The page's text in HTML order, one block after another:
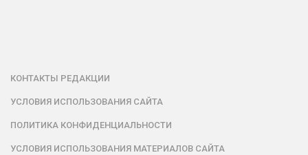
КОНТАКТЫ РЕДАКЦИИ
УСЛОВИЯ ИСПОЛЬЗОВАНИЯ САЙТА
ПОЛИТИКА КОНФИДЕНЦИАЛЬНОСТИ
УСЛОВИЯ ИСПОЛЬЗОВАНИЯ МАТЕРИАЛОВ САЙТА